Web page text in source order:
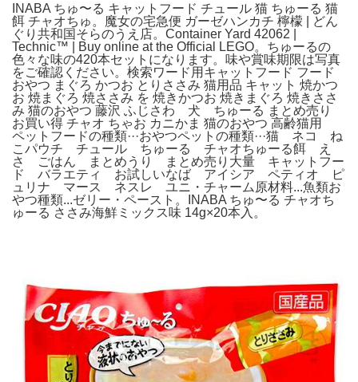
INABA ちゅ〜る キャットフード チュール 猫 ちゅーる 猫
餌 チャオちゅ。魔女の宅急便 ガーゼハンカチ 檸檬 | どん
ぐり共和国そらのうえ店。Container Yard 42062 |
Technic™ | Buy online at the Official LEGO。ちゅーるの
色々な味の420本セットになります。味や賞味期限は写真
をご確認ください。検索ワード用キャットフード フード
おやつ まぐろ かつお とりささみ 猫用品 キャット 焼かつ
お 焼まぐろ 焼ささみ を 焼きかつお 焼きまぐろ 焼きささ
み 猫のおやつ 藤沢 ふじさわ 犬 ちゅーる まとめ売り
お買い得 チャオ ちゃお カニかま 猫のおやつ 高齢猫用
ペットフードの種類···おやつペットの種類···猫 ネコ ね
こパウチ チュール ちゅーる チャオちゅーる餌 え
さ ごはん まとめうり まとめ売り大量 キャットフー
ド バラエティ お試しいなば アイシア ペティオ ピ
ュリナ マース ネスレ ユニ・チャーム原材料...魚類お
やつ種類...ゼリー・ペースト。INABA ちゅ〜る チャオち
ゅーる ささみ海鮮ミックス味 14g×20本入。